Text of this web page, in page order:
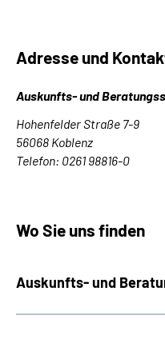
Adresse und
Auskunfts- und
Hohenfelder Straße 7-9
56068 Koblenz
Telefon: 0261 98816-0
Wo Sie uns finden
Auskunfts- und